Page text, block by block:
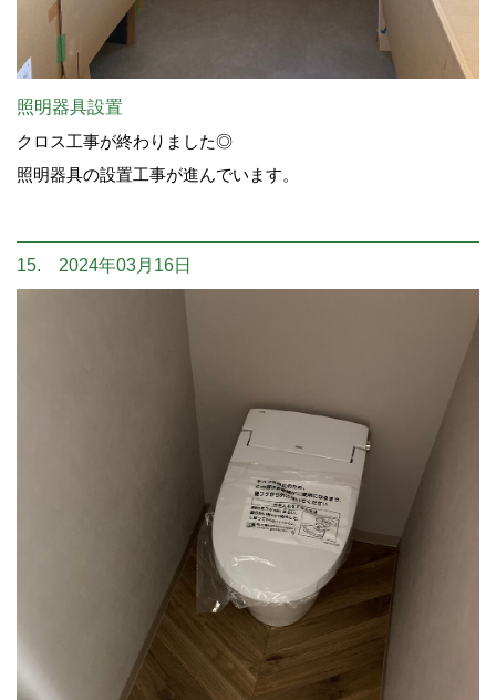
照明器具設置
クロス工事が終わりました◎
照明器具の設置工事が進んでいます。
15. 2024年03月16日